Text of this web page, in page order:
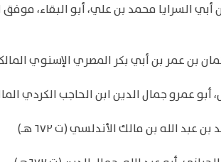
السرايا محمد بن علي، أبو البقاء،